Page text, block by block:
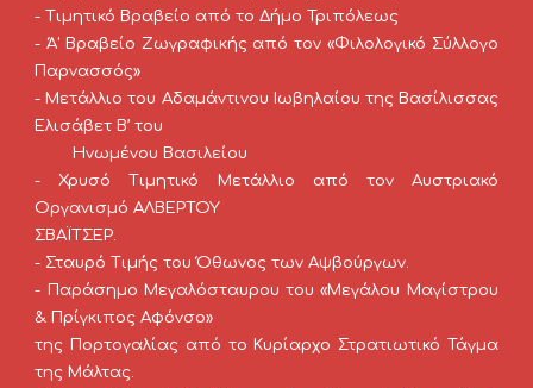
- Τιμητικό Βραβείο από το Δήμο Τριπόλεως
- Ά' Βραβείο Ζωγραφικής από τον «Φιλολογικό Σύλλογο
Παρνασσός»
- Μετάλλιο του Αδαμάντινου Ιωβηλαίου της Βασίλισσας
Ελισάβετ Β’ του
Ηνωμένου Βασιλείου
- Χρυσό Τιμητικό Μετάλλιο από τον Αυστριακό
Οργανισμό ΑΛΒΕΡΤΟΥ
ΣΒΑΪΤΣΕΡ.
- Σταυρό Τιμής του Όθωνος των Αψβούργων.
- Παράσημο Μεγαλόσταυρου του «Μεγάλου Μαγίστρου
& Πρίγκιπος Αφόνσο»
της Πορτογαλίας από το Κυρίαρχο Στρατιωτικό Τάγμα
της Μάλτας.